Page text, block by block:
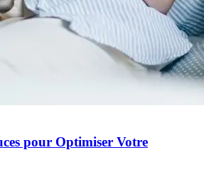
pour Optimiser Votre